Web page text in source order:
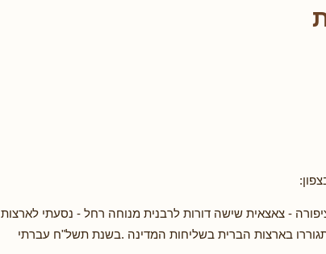
- צאצאית שישה דורות לרבנית מנוחה רחל - נסעתי לארצות
בארצות הברית בשליחות המדינה .בשנת תשל"ח עברתי